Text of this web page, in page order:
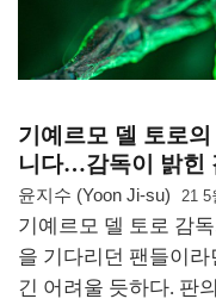
기예르모 델 토로
니다…감독이 밝힌
윤지수 (Yoon Ji-su) 21 5
기예르모 델 토로 감
을 기다리던 팬들이
긴 어려울 듯하다. 판